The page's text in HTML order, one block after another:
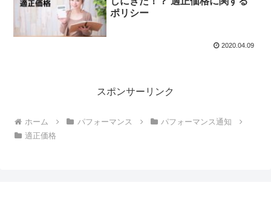
ポリシー
2020.04.09
スポンサーリンク
ホーム パフォーマンス
パフォーマンス通知
適正価格